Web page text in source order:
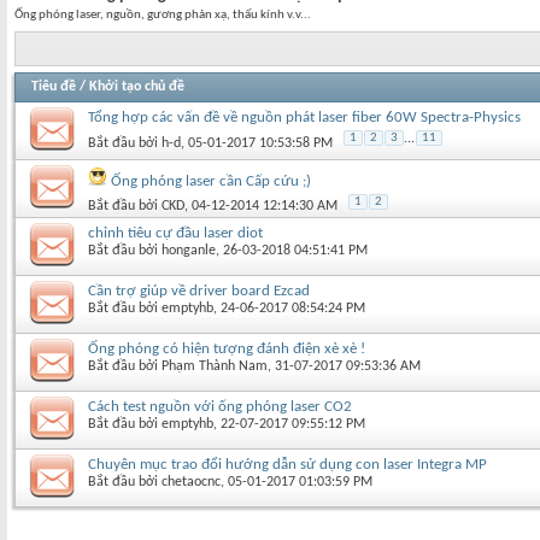
Ống phóng laser, nguồn, gương phản xạ, thấu kính v.v...
Tiêu đề / Khởi tạo chủ đề
Tổng hợp các vấn đề về nguồn phát laser fiber 60W Spectra-Physics
Bắt đầu bởi h-d‎, 05-01-2017 10:53:58 PM 1 2 3 ... 11
Ống phóng laser cần Cấp cứu ;)
Bắt đầu bởi CKD‎, 04-12-2014 12:14:30 AM 1 2
chỉnh tiêu cự đầu laser diot
Bắt đầu bởi honganle‎, 26-03-2018 04:51:41 PM
Cần trợ giúp về driver board Ezcad
Bắt đầu bởi emptyhb‎, 24-06-2017 08:54:24 PM
Ống phóng có hiện tượng đánh điện xè xè !
Bắt đầu bởi Phạm Thành Nam‎, 31-07-2017 09:53:36 AM
Cách test nguồn với ống phóng laser CO2
Bắt đầu bởi emptyhb‎, 22-07-2017 09:55:12 PM
Chuyên mục trao đổi hướng dẫn sử dụng con laser Integra MP
Bắt đầu bởi chetaocnc‎, 05-01-2017 01:03:59 PM